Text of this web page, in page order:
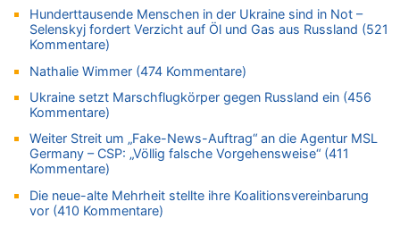
FIFA-Spitze demonstriert Einigkeit trotz Kritik und neuer
Vorwürfe gegen Präsident Gianni Infantino
06.08.2026 - 22:07 von DR ALBERN zu
FIFA-Spitze demonstriert Einigkeit trotz Kritik und neuer
06.08.2026 - 21:27 von klar zu
06.08.2026 - 21:19 von Ach zu
Zweite Hitzewelle in diesem Sommer ist jetzt amtlich
06.08.2026 - 21:16 von michlaustderaffe zu
Zweite Hitzewelle in diesem Sommer ist jetzt amtlich
Hunderttausende Menschen in der Ukraine sind in Not –
Selenskyj fordert Verzicht auf Öl und Gas aus Russland (521
Kommentare)
Nathalie Wimmer (474 Kommentare)
Ukraine setzt Marschflugkörper gegen Russland ein (456
Kommentare)
Weiter Streit um „Fake-News-Auftrag“ an die Agentur MSL
Germany – CSP: „Völlig falsche Vorgehensweise“ (411
Kommentare)
Die neue-alte Mehrheit stellte ihre Koalitionsvereinbarung
vor (410 Kommentare)